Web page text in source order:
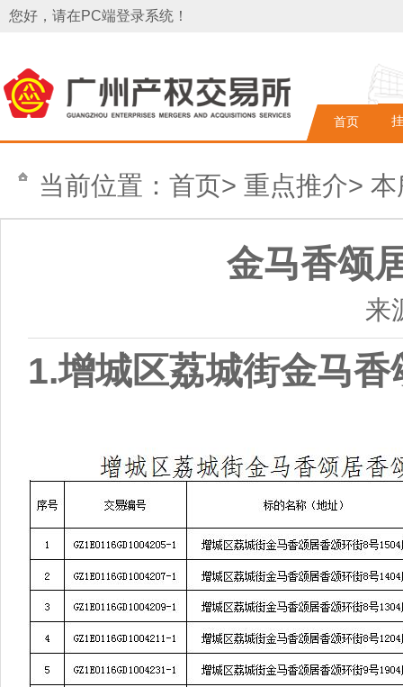
您好，请在PC端登录系统！
首页
当前位置： 首页> 重点推介> 本
金马香颂
来
1.增城区荔城街金马香